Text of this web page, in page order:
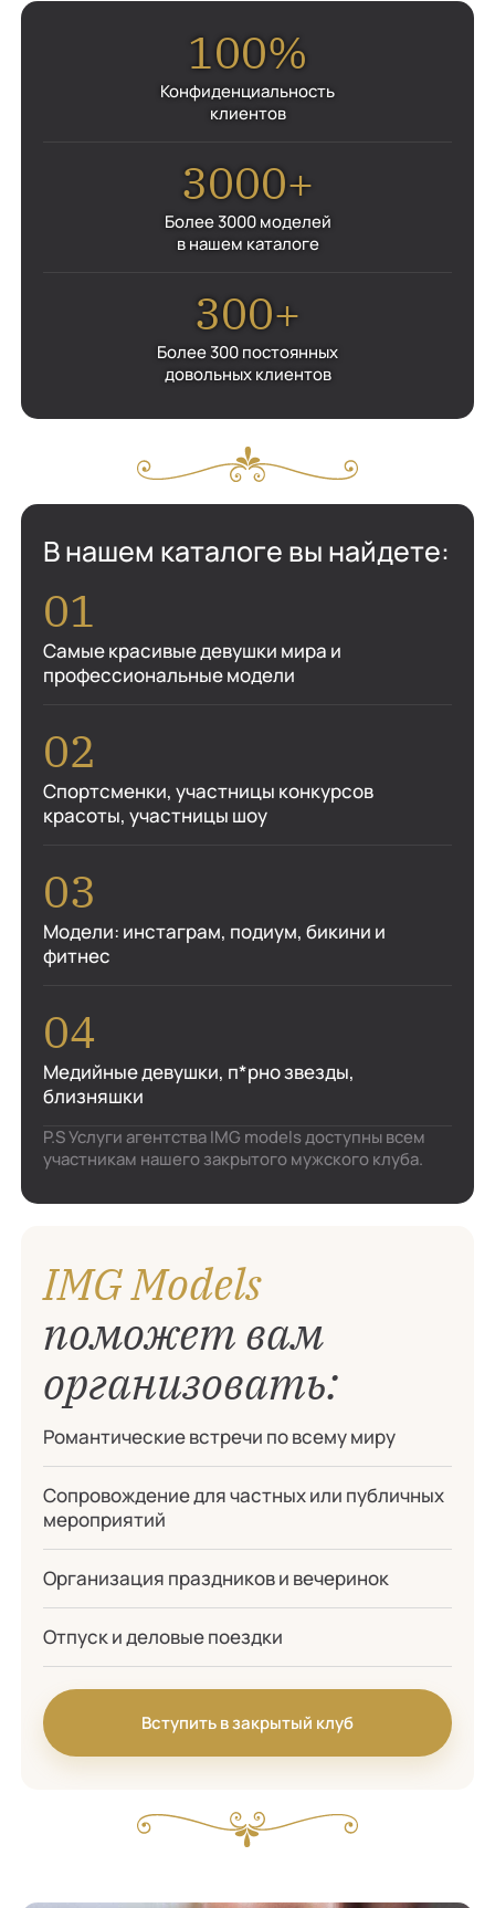
100%
Конфиденциальность
клиентов
3000+
Более 3000 моделей
в нашем каталоге
300+
Более 300 постоянных
довольных клиентов
IMG Models
поможет вам
организовать:
Романтические встречи по всему миру
Сопровождение для частных или публичных
мероприятий
Организация праздников и вечеринок
Отпуск и деловые поездки
Вступить в закрытый клуб
В нашем каталоге вы найдете:
Самые красивые девушки мира и
профессиональные модели
Спортсменки, участницы конкурсов
красоты, участницы шоу
Модели: инстаграм, подиум, бикини и
фитнес
Медийные девушки, п*рно звезды,
близняшки
P.S Услуги агентства IMG models доступны всем
участникам нашего закрытого мужского клуба.